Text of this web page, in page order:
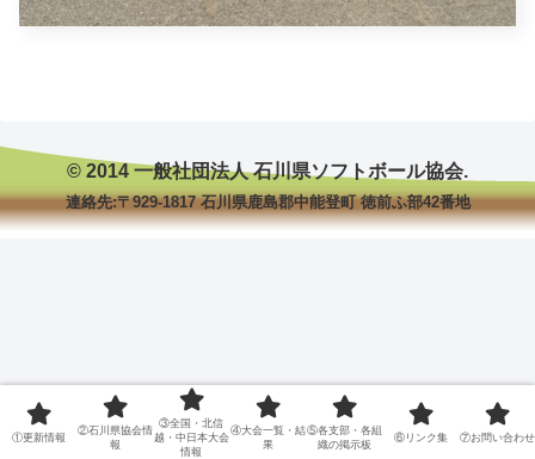
© 2014 一般社団法人 石川県ソフトボール協会.
連絡先:〒929-1817 石川県鹿島郡中能登町 徳前ふ部42番地
①更新情報
②石川県協会情
報
③全国・北信
越・中日本大会
情報
④大会一覧・結
果
⑤各支部・各組
織の掲示板
⑥リンク集 ⑦お問い合わせ